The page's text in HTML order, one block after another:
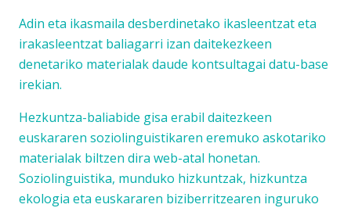
Adin eta ikasmaila desberdinetako ikasleentzat eta
irakasleentzat baliagarri izan daitekezkeen
denetariko materialak daude kontsultagai datu-base
irekian.
Hezkuntza-baliabide gisa erabil daitezkeen
euskararen soziolinguistikaren eremuko askotariko
materialak biltzen dira web-atal honetan.
Soziolinguistika, munduko hizkuntzak, hizkuntza
ekologia eta euskararen biziberritzearen inguruko